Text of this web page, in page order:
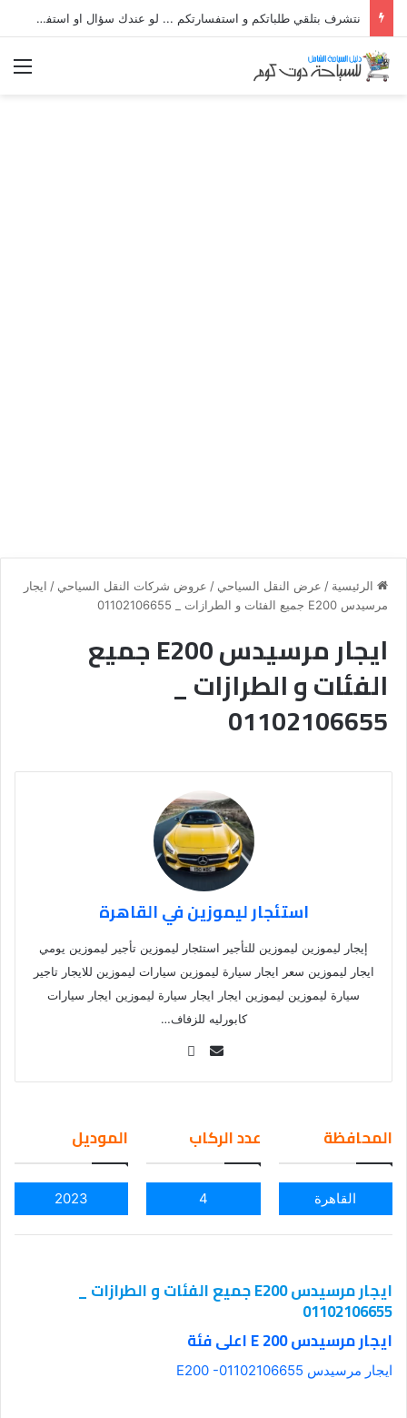
نتشرف بتلقي طلباتكم و استفسارتكم ... لو عندك سؤال او استفسار ماتدرددش فى طلب المساعدة
الرئيسية / عرض النقل السياحي / عروض شركات النقل السياحي / ايجار
مرسيدس E200 جميع الفئات و الطرازات _ 01102106655
ايجار مرسيدس E200 جميع
الفئات و الطرازات _
01102106655
استئجار ليموزين في القاهرة
إيجار ليموزين ليموزين للتأجير استئجار ليموزين تأجير ليموزين يومي
ايجار ليموزين سعر ايجار سيارة ليموزين سيارات ليموزين للايجار تاجير
سيارة ليموزين ليموزين ايجار ايجار سيارة ليموزين ايجار سيارات
كابورليه للزفاف…
Se
ail
المحافظة
القاهرة
عدد الركاب
4
الموديل
2023
ايجار مرسيدس E200 جميع الفئات و الطرازات _
01102106655
ايجار مرسيدس E 200 اعلى فئة
ايجار مرسيدس E200 -01102106655